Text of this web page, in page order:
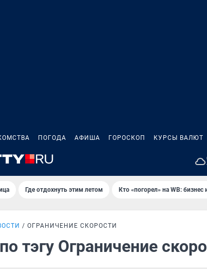
ПОГОДА АФИША ГОРОСКОП КУРСЫ ВАЛЮТ
Где отдохнуть этим летом Кто «погорел» на WB: бизнес
ОГРАНИЧЕНИЕ СКОРОСТИ
тэгу Ограничение